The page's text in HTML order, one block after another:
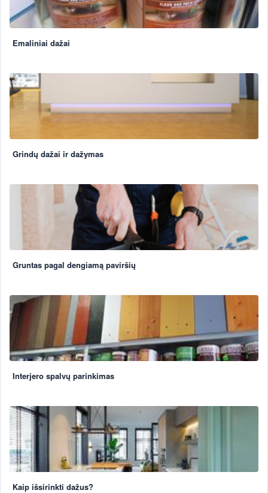
Emaliniai dažai
Grindų dažai ir dažymas
Gruntas pagal dengiamą paviršių
Interjero spalvų parinkimas
Kaip išsirinkti dažus?